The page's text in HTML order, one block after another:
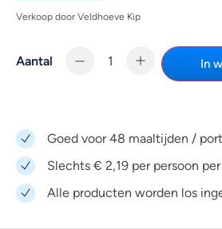
Verkoop door Veldhoeve Kip
Aantal In
Goed voor 48 maaltijden /
Slechts € 2,19 per persoon
Alle producten worden los